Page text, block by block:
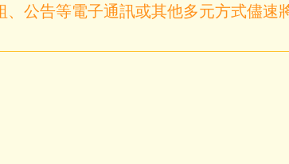
公告等電子通訊或其他多元方式儘速